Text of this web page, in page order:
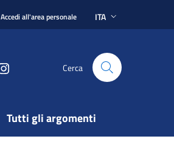
Accedi all'area personale ITA
Cerca
Tutti gli argomenti